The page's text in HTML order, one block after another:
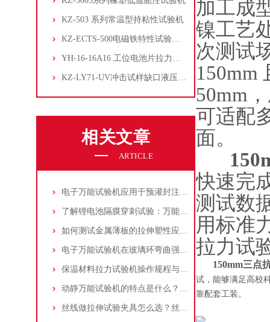
KZ-503 系列常温型持粘性试验机
KZ-ECTS-500电磁铁特性试验系统
YH-16-16A16 工位电池片拉力试验机
KZ-LY71-UV冲击试样缺口液压拉床
相关文章
ARTICLE
电子万能试验机应用于预灌封注射器注射针与针座连接力测试：方法与步骤详解
了解锂电池隔膜穿刺试验：万能试验机与穿刺夹具的应用操作指南
如何测试金属薄板的拉伸塑性应变比(r值)：万能试验机操作步骤解析！
电子万能试验机在玻璃环弯曲强度测试中的应用：原理、标准和流程
保温材料拉力试验机操作规程与测试标准介绍：夹具选择及应用
动静万能试验机的特点是什么？适合做什么试验？
丝线做拉伸试验夹具怎么选？丝线拉伸试验夹具应该如何操作？
加工成
镍工艺
次测试
150mm
50mm
可适配
面。
快速完
测试数
用标准
拉力试
150mm三点
试，能够满足高校
靠配套工装。